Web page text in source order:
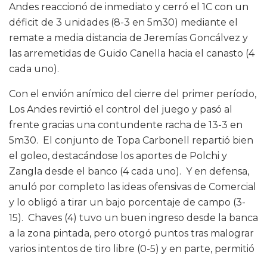
Andes reaccionó de inmediato y cerró el 1C con un
déficit de 3 unidades (8-3 en 5m30) mediante el
remate a media distancia de Jeremías Goncálvez y
las arremetidas de Guido Canella hacia el canasto (4
cada uno).
Con el envión anímico del cierre del primer período,
Los Andes revirtió el control del juego y pasó al
frente gracias una contundente racha de 13-3 en
5m30. El conjunto de Topa Carbonell repartió bien
el goleo, destacándose los aportes de Polchi y
Zangla desde el banco (4 cada uno). Y en defensa,
anuló por completo las ideas ofensivas de Comercial
y lo obligó a tirar un bajo porcentaje de campo (3-
15). Chaves (4) tuvo un buen ingreso desde la banca
a la zona pintada, pero otorgó puntos tras malograr
varios intentos de tiro libre (0-5) y en parte, permitió